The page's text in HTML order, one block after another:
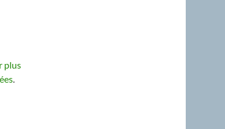
plus
.